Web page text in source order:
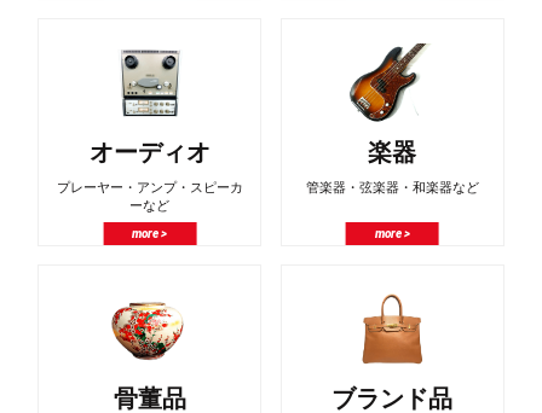
オーディオ
プレーヤー・アンプ・スピーカ
ーなど
more >
楽器
管楽器・弦楽器・和楽器など
more >
骨董品 ブランド品